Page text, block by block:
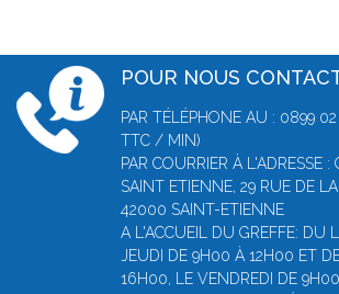
POUR NOUS
PAR TÉLÉPHONE AU : 0899
TTC / MIN)
PAR COURRIER À L'ADRESSE :
SAINT ETIENNE, 29 RUE DE LA
42000 SAINT-ETIENNE
A L'ACCUEIL DU GREFFE: DU
JEUDI DE 9H00 À 12H00 ET
16H00, LE VENDREDI DE